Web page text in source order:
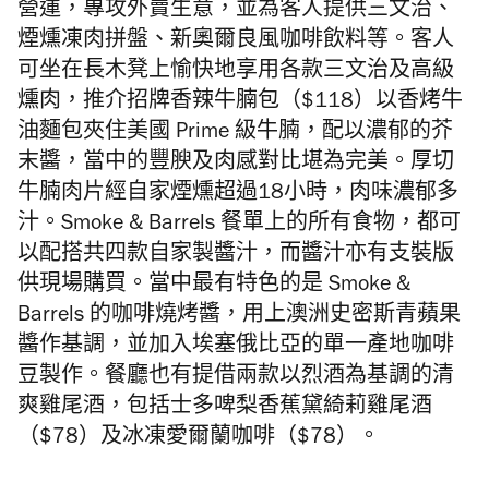
營運，專攻外賣生意，並為客人提供三文治、
煙燻凍肉拼盤、新奧爾良風咖啡飲料等。客人
可坐在長木凳上愉快地享用各款三文治及高級
燻肉，推介招牌香辣牛腩包（$118）以香烤牛
油麵包夾住美國 Prime 級牛腩，配以濃郁的芥
末醬，當中的豐腴及肉感對比堪為完美。厚切
牛腩肉片經自家煙燻超過18小時，肉味濃郁多
汁。Smoke & Barrels 餐單上的所有食物，都可
以配搭共四款自家製醬汁，而醬汁亦有支裝版
供現場購買。當中最有特色的是 Smoke &
Barrels 的咖啡燒烤醬，用上澳洲史密斯青蘋果
醬作基調，並加入埃塞俄比亞的單一產地咖啡
豆製作。餐廳也有提借兩款以烈酒為基調的清
爽雞尾酒，包括士多啤梨香蕉黛綺莉雞尾酒
（$78）及冰凍愛爾蘭咖啡 （$ 78）。